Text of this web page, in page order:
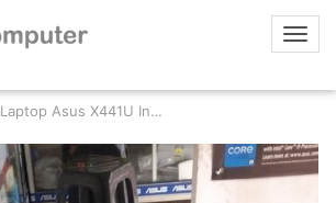
Laptop Asus X441U Intel Core i3-6006U 4GB RAM 500GB HDD Intel HD Nvidia GeForce 920MX